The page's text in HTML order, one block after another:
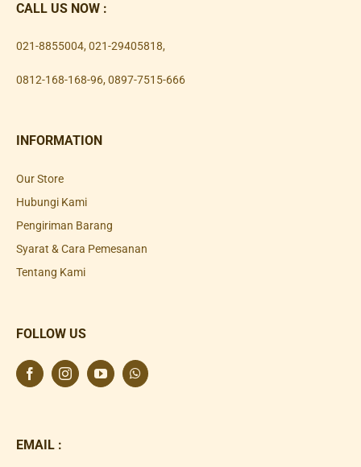
CALL US NOW :
021-8855004, 021-29405818,
0812-168-168-96, 0897-7515-666
INFORMATION
Our Store
Hubungi Kami
Pengiriman Barang
Syarat & Cara Pemesanan
Tentang Kami
FOLLOW US
EMAIL :